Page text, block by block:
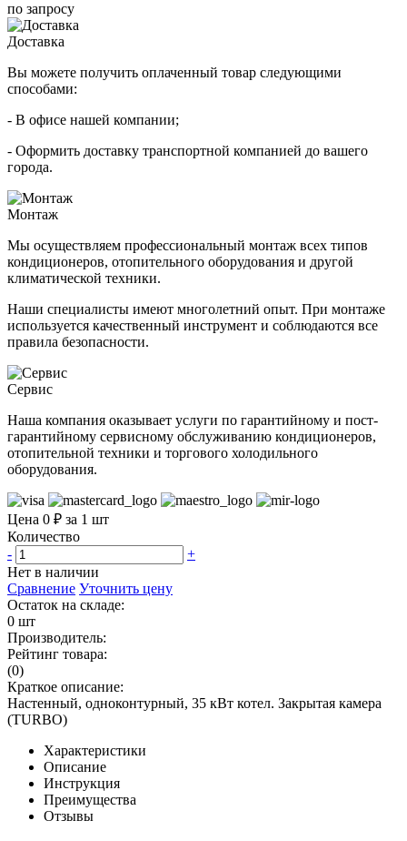
по запросу
Доставка
Вы можете получить оплаченный товар следующими
способами:
- В офисе нашей компании;
- Оформить доставку транспортной компанией до вашего
города.
Монтаж
Мы осуществляем профессиональный монтаж всех типов
кондиционеров, отопительного оборудования и другой
климатической техники.
Наши специалисты имеют многолетний опыт. При монтаже
используется качественный инструмент и соблюдаются все
правила безопасности.
Сервис
Наша компания оказывает услуги по гарантийному и пост-
гарантийному сервисному обслуживанию кондиционеров,
отопительной техники и торгового холодильного
оборудования.
Цена 0 ₽ за 1 шт
Количество
-
+
Нет в наличии
Сравнение Уточнить цену
Остаток на складе:
0 шт
Производитель:
Рейтинг товара:
(0)
Краткое описание:
Настенный, одноконтурный, 35 кВт котел. Закрытая камера
(TURBO)
Характеристики
Описание
Инструкция
Преимущества
Отзывы